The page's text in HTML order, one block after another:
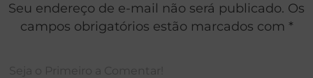
Seu endereço de e-mail não será publicado. Os
campos obrigatórios estão marcados com *